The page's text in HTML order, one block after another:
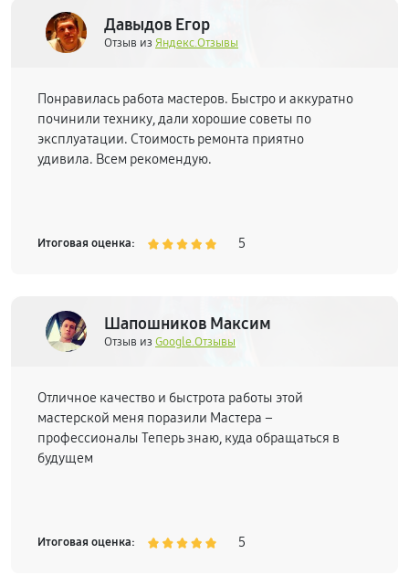
Давыдов Егор
Отзыв из Яндекс.Отзывы
Понравилась работа мастеров. Быстро и аккуратно
починили технику, дали хорошие советы по
эксплуатации. Стоимость ремонта приятно
удивила. Всем рекомендую.
Итоговая оценка: 5
Шапошников Максим
Отзыв из Google.Отзывы
Отличное качество и быстрота работы этой
мастерской меня поразили Мастера –
профессионалы Теперь знаю, куда обращаться в
будущем
Итоговая оценка: 5